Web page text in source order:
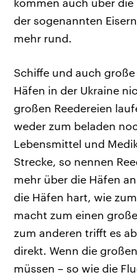
kommen auch über
der sogenannten
mehr rund.
Schiffe und auch
Häfen in der Ukraine
großen Reedereien
weder zum beladen
Lebensmittel und
Strecke, so nennen
mehr über die Häfen
die Häfen hart, wie
macht zum einen
zum anderen trifft es
direkt. Wenn die
müssen – so wie die